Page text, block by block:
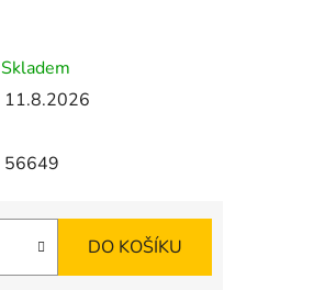
Skladem
11.8.2026
56649
DO KOŠÍKU